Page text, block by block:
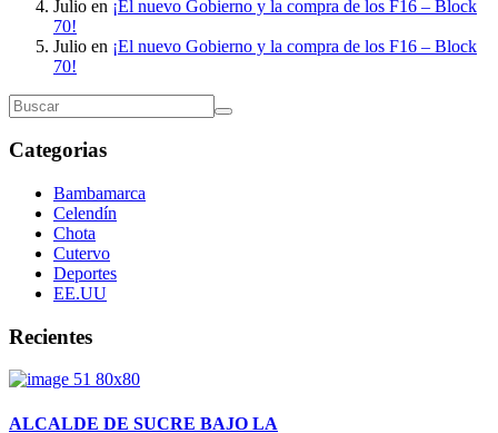
Julio en ¡El nuevo Gobierno y la compra de los F16 – Block
70!
Julio en ¡El nuevo Gobierno y la compra de los F16 – Block
70!
Categorias
Bambamarca
Celendín
Chota
Cutervo
Deportes
EE.UU
Recientes
ALCALDE DE SUCRE BAJO LA